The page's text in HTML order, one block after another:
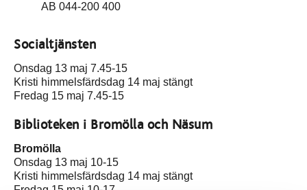
AB 044-200 400
Socialtjänsten
Onsdag 13 maj 7.45-15
Kristi himmelsfärdsdag 14 maj stängt
Fredag 15 maj 7.45-15
Biblioteken i Bromölla och Näsum
Bromölla
Onsdag 13 maj 10-15
Kristi himmelsfärdsdag 14 maj stängt